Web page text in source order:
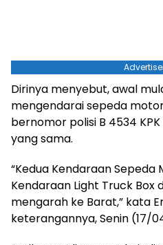
Dirinya menyebut, awal
mengendarai sepeda
bernomor polisi B 4534
yang sama.
“Kedua Kendaraan
Kendaraan Light Truck Box
mengarah ke Barat,” kata
keterangannya, Senin (17/